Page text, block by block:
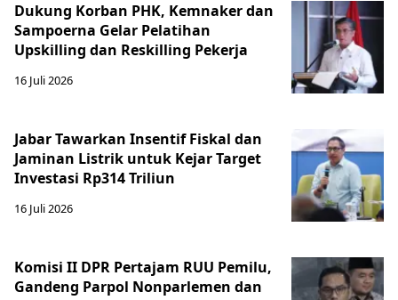
Dukung Korban PHK, Kemnaker dan
Sampoerna Gelar Pelatihan
Upskilling dan Reskilling Pekerja
16 Juli 2026
Jabar Tawarkan Insentif Fiskal dan
Jaminan Listrik untuk Kejar Target
Investasi Rp314 Triliun
16 Juli 2026
Komisi II DPR Pertajam RUU Pemilu,
Gandeng Parpol Nonparlemen dan